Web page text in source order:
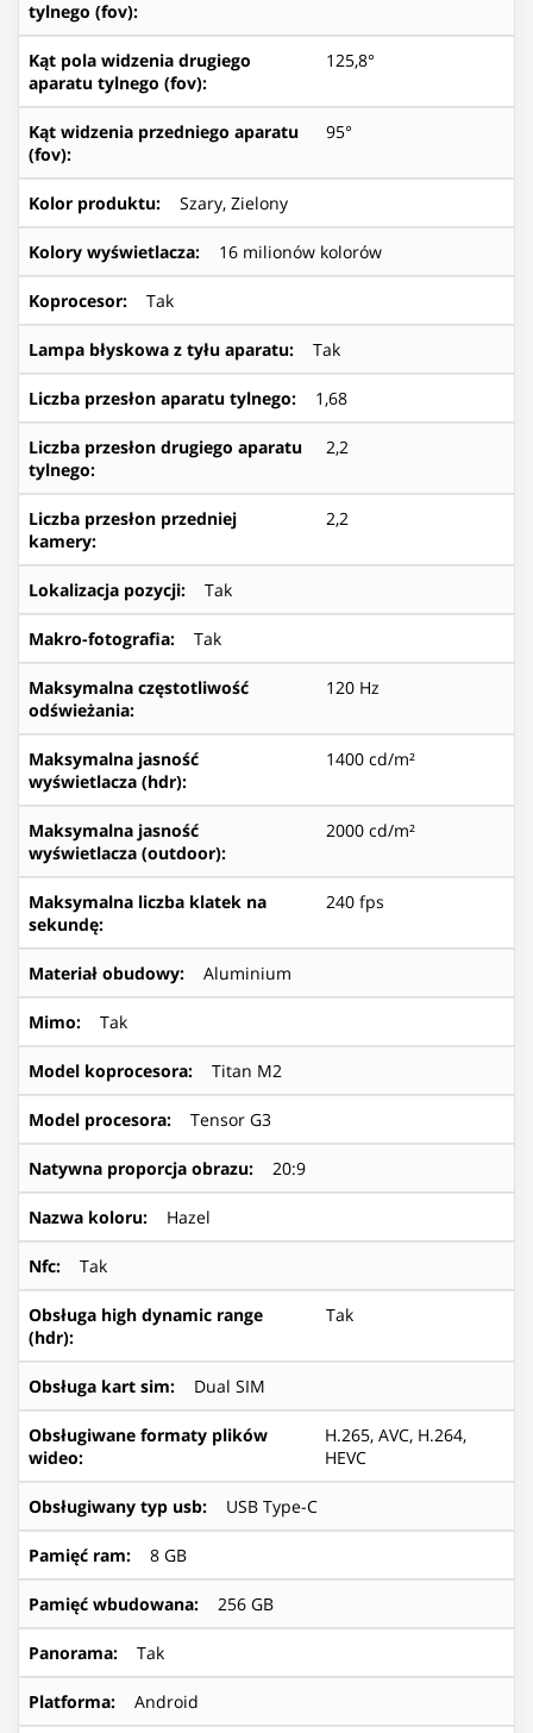
tylnego (fov):
Kąt pola widzenia drugiego
aparatu tylnego (fov):
125,8°
Kąt widzenia przedniego aparatu
(fov):
95°
Kolor produktu: Szary, Zielony
Kolory wyświetlacza: 16 milionów kolorów
Koprocesor: Tak
Lampa błyskowa z tyłu aparatu: Tak
Liczba przesłon aparatu tylnego: 1,68
Liczba przesłon drugiego aparatu
tylnego:
2,2
Liczba przesłon przedniej
kamery:
2,2
Lokalizacja pozycji: Tak
Makro-fotografia: Tak
Maksymalna częstotliwość
odświeżania:
120 Hz
Maksymalna jasność
wyświetlacza (hdr):
1400 cd/m²
Maksymalna jasność
wyświetlacza (outdoor):
2000 cd/m²
Maksymalna liczba klatek na
sekundę:
240 fps
Materiał obudowy: Aluminium
Mimo: Tak
Model koprocesora: Titan M2
Model procesora: Tensor G3
Natywna proporcja obrazu: 20:9
Nazwa koloru: Hazel
Nfc: Tak
Obsługa high dynamic range
(hdr):
Tak
Obsługa kart sim: Dual SIM
Obsługiwane formaty plików
wideo:
H.265, AVC, H.264,
HEVC
Obsługiwany typ usb: USB Type-C
Pamięć ram: 8 GB
Pamięć wbudowana: 256 GB
Panorama: Tak
Platforma: Android